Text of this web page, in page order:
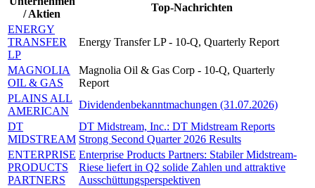
/ Aktien
Top-Nachrichten
ENERGY
TRANSFER
LP
Energy Transfer LP - 10-Q, Quarterly Report
MAGNOLIA
OIL & GAS
Magnolia Oil & Gas Corp - 10-Q, Quarterly
Report
PLAINS ALL
AMERICAN
Dividendenbekanntmachungen (31.07.2026)
DT
MIDSTREAM
DT Midstream, Inc.: DT Midstream Reports
Strong Second Quarter 2026 Results
ENTERPRISE
PRODUCTS
PARTNERS
Enterprise Products Partners: Stabiler Midstream-
Riese liefert in Q2 solide Zahlen und attraktive
Ausschüttungsperspektiven